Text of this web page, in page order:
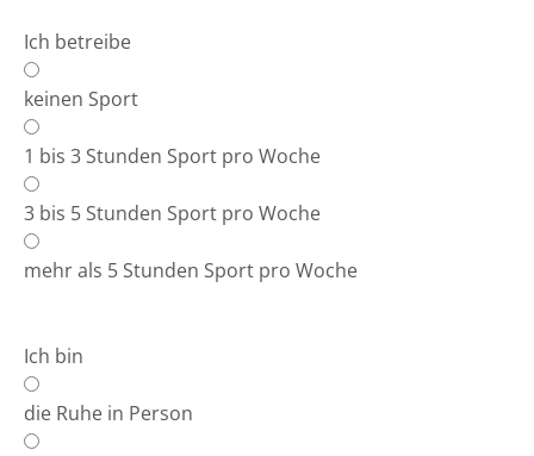
Ich betreibe
keinen Sport
1 bis 3 Stunden Sport pro Woche
3 bis 5 Stunden Sport pro Woche
mehr als 5 Stunden Sport pro Woche
Ich bin
die Ruhe in Person